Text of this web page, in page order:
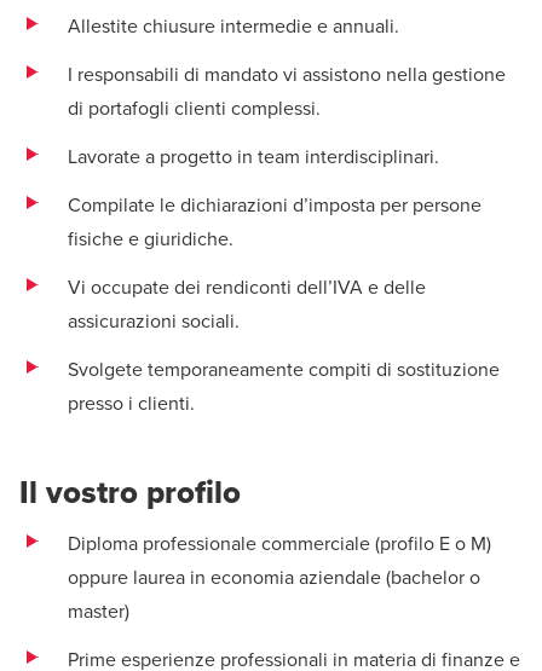
Allestite chiusure intermedie e annuali.
I responsabili di mandato vi assistono nella gestione
di portafogli clienti complessi.
Lavorate a progetto in team interdisciplinari.
Compilate le dichiarazioni d’imposta per persone
fisiche e giuridiche.
Vi occupate dei rendiconti dell’IVA e delle
assicurazioni sociali.
Svolgete temporaneamente compiti di sostituzione
presso i clienti.
Il vostro profilo
Diploma professionale commerciale (profilo E o M)
oppure laurea in economia aziendale (bachelor o
master)
Prime esperienze professionali in materia di finanze e